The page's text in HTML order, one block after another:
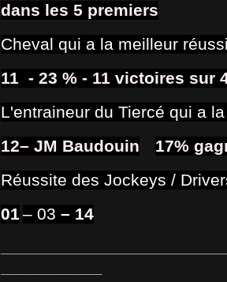
dans les 5 premiers
Cheval qui a la meilleur
11 - 23 % - 11 victoires sur
L'entraineur du Tiercé qui a
12– JM Baudouin
17%
Réussite des Jockeys /
01– 03 – 14